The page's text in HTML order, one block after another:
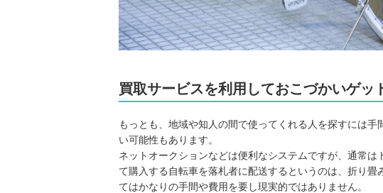
買取サービスを利用しておこづかいゲッ
もっとも、地域や知人の間で使ってくれる人を探すには
い可能性もあります。
ネットオークションなどは便利なシステムですが、通常
て購入する自転車を落札者に配送するというのは、折り
てはかなりの手間や費用を要し現実的ではありません。